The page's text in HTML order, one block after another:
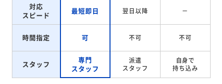
対応
スピード
最短即日 翌日以降 －
時間指定 可 不可 不可
スタッフ
専門
スタッフ
派遣
スタッフ
自身で
持ち込み